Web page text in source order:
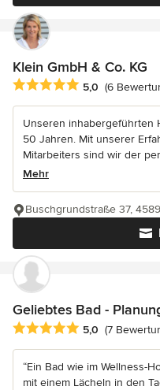
Klein GmbH & Co. KG
Durchschnittliche
5,0 (6
Unseren inhabergeführten
50 Jahren. Mit unserer
Mitarbeiters sind wir der
Mehr
Buschgrundstraße 37,
Geliebtes Bad -
Durchschnittliche
5,0 (7
“Ein Bad wie im Wellness-
mit einem Lächeln in den